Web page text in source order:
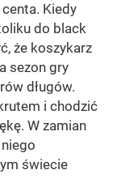
Kiedy
do black
że koszykarz
sezon gry
długów.
i chodzić
W zamian
świecie